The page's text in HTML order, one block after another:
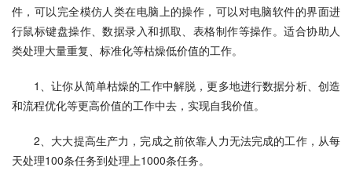
件，可以完全模仿人类在电脑上的操作，可以对电脑软件的界面进
行鼠标键盘操作、数据录入和抓取、表格制作等操作。适合协助人
类处理大量重复、标准化等枯燥低价值的工作。
1、让你从简单枯燥的工作中解脱，更多地进行数据分析、创造
和流程优化等更高价值的工作中去，实现自我价值。
2、大大提高生产力，完成之前依靠人力无法完成的工作，从每
天处理100条任务到处理上1000条任务。